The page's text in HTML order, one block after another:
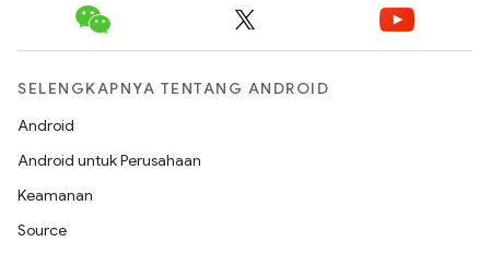
SELENGKAPNYA TENTANG ANDROID
Android
Android untuk Perusahaan
Keamanan
Source